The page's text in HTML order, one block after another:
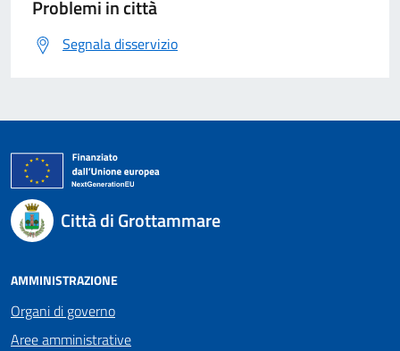
Problemi in città
Segnala disservizio
Città di Grottammare
AMMINISTRAZIONE
Organi di governo
Aree amministrative